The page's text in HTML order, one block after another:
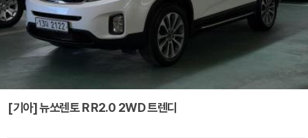
[기아] 뉴쏘렌토 R R2.0 2WD 트렌디